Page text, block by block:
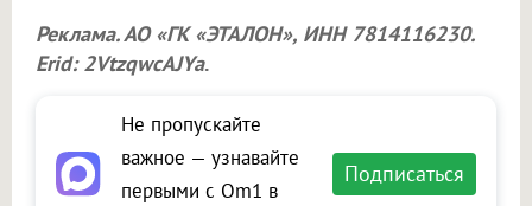
Реклама. АО «ГК «ЭТАЛОН», ИНН 7814116230.
Erid: 2VtzqwcAJYa.
Не пропускайте
важное — узнавайте
первыми с Om1 в
Подписаться